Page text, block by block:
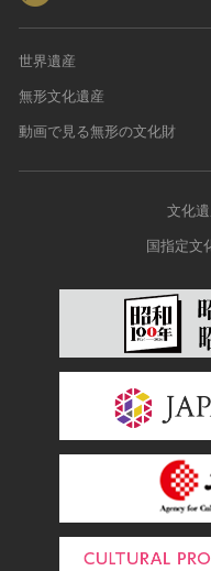
世界遺産
無形文化遺産
動画で見る無形の文化財
文化
国指定文